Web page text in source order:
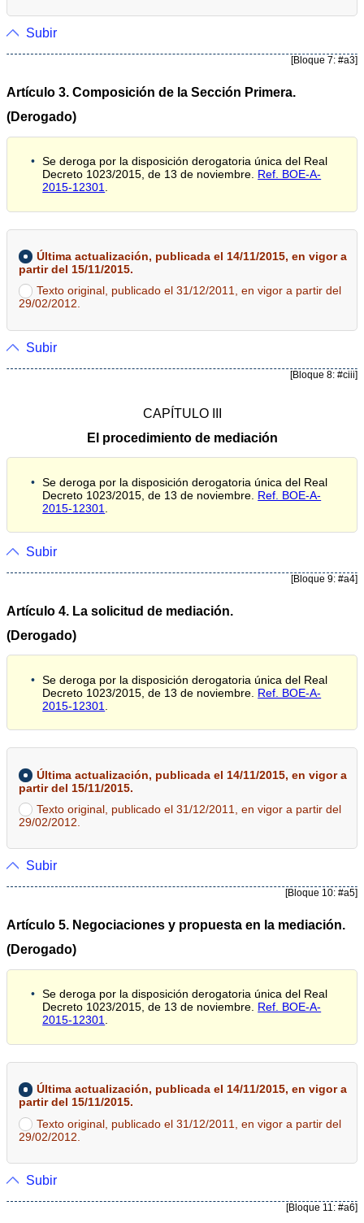
Subir
[Bloque 7: #a3]
Artículo 3. Composición de la Sección Primera.
(Derogado)
Se deroga por la disposición derogatoria única del Real
Decreto 1023/2015, de 13 de noviembre. Ref. BOE-A-
2015-12301.
Última actualización, publicada el 14/11/2015, en vigor a
partir del 15/11/2015.
Texto original, publicado el 31/12/2011, en vigor a partir del
29/02/2012.
Subir
[Bloque 8: #ciii]
CAPÍTULO III
El procedimiento de mediación
Se deroga por la disposición derogatoria única del Real
Decreto 1023/2015, de 13 de noviembre. Ref. BOE-A-
2015-12301
Subir
[Bloque 9: #a4]
Artículo 4. La solicitud de mediación.
(Derogado)
Se deroga por la disposición derogatoria única del Real
Decreto 1023/2015, de 13 de noviembre. Ref. BOE-A-
2015-12301
Última actualización, publicada el 14/11/2015, en vigor a
partir del 15/11/2015.
Texto original, publicado el 31/12/2011, en vigor a partir del
29/02/2012.
Subir
[Bloque 10: #a5]
Artículo 5. Negociaciones y propuesta en la mediación.
(Derogado)
Se deroga por la disposición derogatoria única del Real
Decreto 1023/2015, de 13 de noviembre. Ref. BOE-A-
2015-12301.
Última actualización, publicada el 14/11/2015, en vigor a
partir del 15/11/2015.
Texto original, publicado el 31/12/2011, en vigor a partir del
29/02/2012.
Subir
[Bloque 11: #a6]